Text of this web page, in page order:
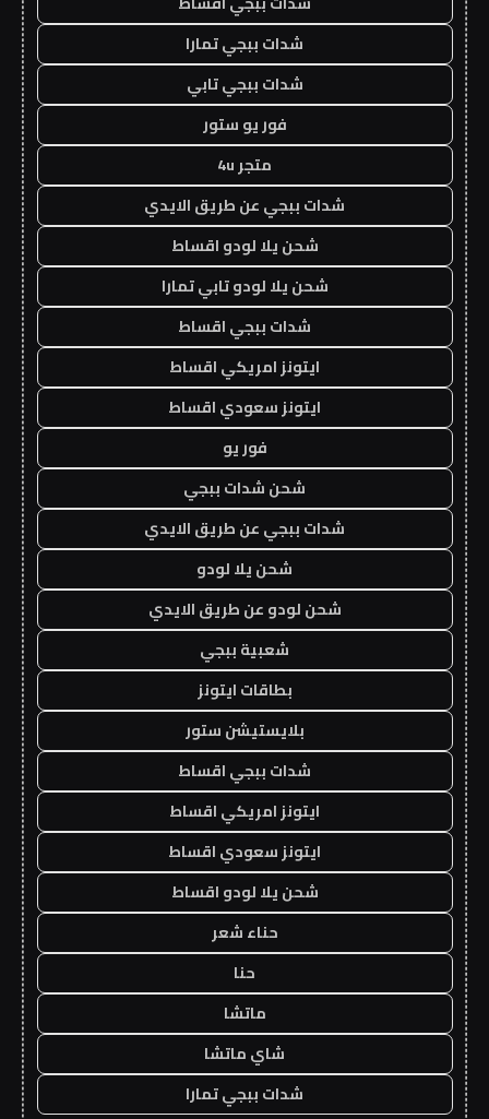
شدات ببجي تمارا
شدات ببجي تابي
فور يو ستور
متجر 4u
شدات ببجي عن طريق الايدي
شحن يلا لودو اقساط
شحن يلا لودو تابي تمارا
شدات ببجي اقساط
ايتونز امريكي اقساط
ايتونز سعودي اقساط
فور يو
شحن شدات ببجي
شدات ببجي عن طريق الايدي
شحن يلا لودو
شحن لودو عن طريق الايدي
شعبية ببجي
بطاقات ايتونز
بلايستيشن ستور
شدات ببجي اقساط
ايتونز امريكي اقساط
ايتونز سعودي اقساط
شحن يلا لودو اقساط
حناء شعر
حنا
ماتشا
شاي ماتشا
شدات ببجي تمارا